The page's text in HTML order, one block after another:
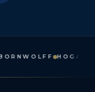
HOGAN